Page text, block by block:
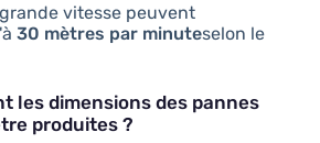
vitesse peuvent
30 mètres par minuteselon le
les dimensions des pannes
produites ?